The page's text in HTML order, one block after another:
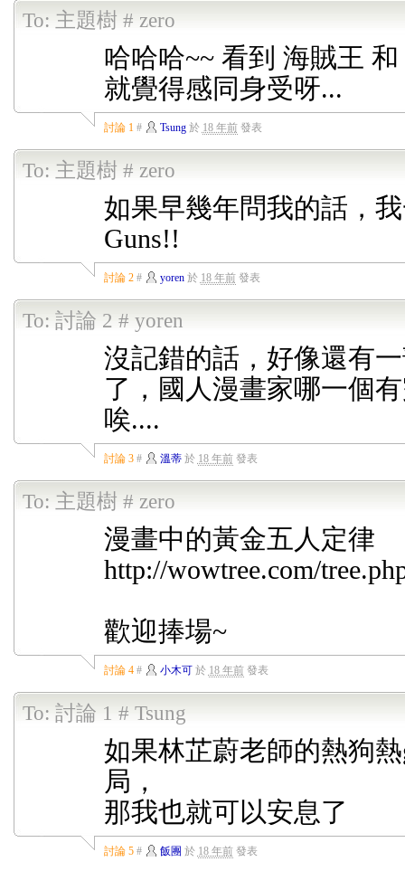
To: 主題樹 # zero
哈哈哈~~ 看到 海賊王 和
就覺得感同身受呀...
討論 1 # Tsung於 18 年前發表
To: 主題樹 # zero
如果早幾年問我的話，
Guns!!
討論 2 # yoren於 18 年前發表
To: 討論 2 # yoren
沒記錯的話，好像還有
了，國人漫畫家哪一個
唉....
討論 3 # 溫蒂於 18 年前發表
To: 主題樹 # zero
漫畫中的黃金五人定律
http://wowtree.com/
歡迎捧場~
討論 4 # 小木可於 18 年前發表
To: 討論 1 # Tsung
如果林芷蔚老師的熱狗
局，
那我也就可以安息了
討論 5 # 飯團 於 18 年前發表